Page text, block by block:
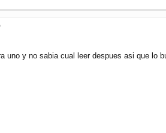
uno y no sabia cual leer despues asi que lo